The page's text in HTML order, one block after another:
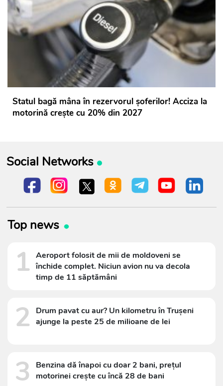
Statul bagă mâna în rezervorul șoferilor! Acciza la
motorină crește cu 20% din 2027
Social Networks
Top news
1 Aeroport folosit de mii de moldoveni se
închide complet. Niciun avion nu va decola
timp de 11 săptămâni
2
Drum pavat cu aur? Un kilometru în Trușeni
ajunge la peste 25 de milioane de lei
3
Benzina dă înapoi cu doar 2 bani, prețul
motorinei crește cu încă 28 de bani